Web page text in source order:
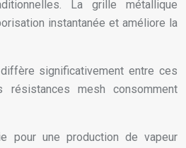
La grille métallique
instantanée et améliore la
diffère significativement entre ces
résistances mesh consomment
pour une production de vapeur